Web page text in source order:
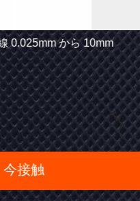
熱売りWNiFe加工部品
Place Of Original:JangSu ， China
色:シルバー
Heat Resistance:High
Density:High